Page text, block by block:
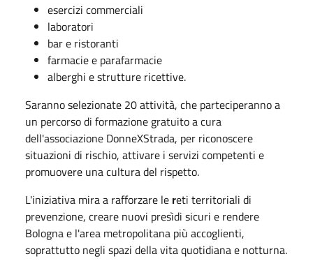
esercizi commerciali
laboratori
bar e ristoranti
farmacie e parafarmacie
alberghi e strutture ricettive.
Saranno selezionate 20 attività, che parteciperanno a
un percorso di formazione gratuito a cura
dell'associazione DonneXStrada, per riconoscere
situazioni di rischio, attivare i servizi competenti e
promuovere una cultura del rispetto.
L'iniziativa mira a rafforzare le reti territoriali di
prevenzione, creare nuovi presìdi sicuri e rendere
Bologna e l'area metropolitana più accoglienti,
soprattutto negli spazi della vita quotidiana e notturna.